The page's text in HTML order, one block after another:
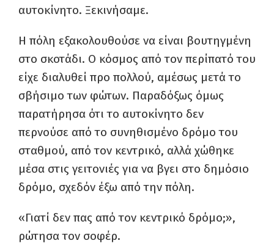
αυτοκίνητο. Ξεκινήσαμε.
Η πόλη εξακολουθούσε να είναι βουτηγμένη
στο σκοτάδι. Ο κόσμος από τον περίπατό του
είχε διαλυθεί προ πολλού, αμέσως μετά το
σβήσιμο των φώτων. Παραδόξως όμως
παρατήρησα ότι το αυτοκίνητο δεν
περνούσε από το συνηθισμένο δρόμο του
σταθμού, από τον κεντρικό, αλλά χώθηκε
μέσα στις γειτονιές για να βγει στο δημόσιο
δρόμο, σχεδόν έξω από την πόλη.
«Γιατί δεν πας από τον κεντρικό δρόμο;»,
ρώτησα τον σοφέρ.